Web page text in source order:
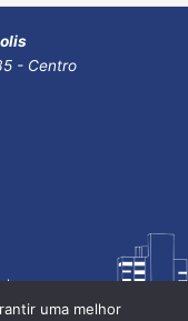
- Centro
uma melhor